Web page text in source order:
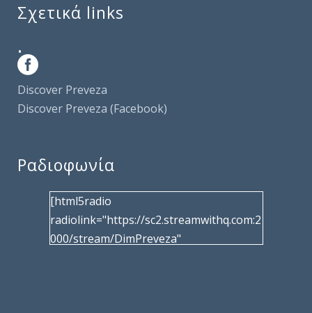
Σχετικά links
.
Discover Preveza
Discover Preveza (Facebook)
Ραδιοφωνία
[html5radio
radiolink="https://sc2.streamwithq.com:2
000/stream/DimPreveza"